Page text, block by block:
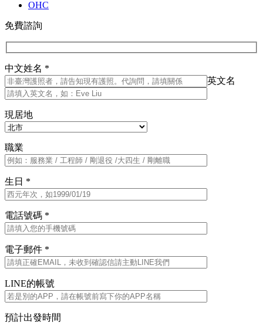
OHC
免費諮詢
中文姓名 *
英文名
現居地
職業
生日 *
電話號碼 *
電子郵件 *
LINE的帳號
預計出發時間